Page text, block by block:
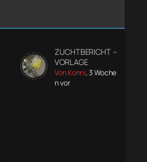
ZUCHTBERICHT –
VORLAGE
Von Konni, 3 Woche
n vor